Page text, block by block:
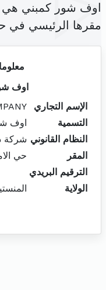
اوف شور كمبني هي
مقرها الرئيسي في حي
اوف
الإسم التجاري
التسمية
اوف
النظام القانوني شركة
المقر
حي الامان
الترقيم البريدي
الولاية